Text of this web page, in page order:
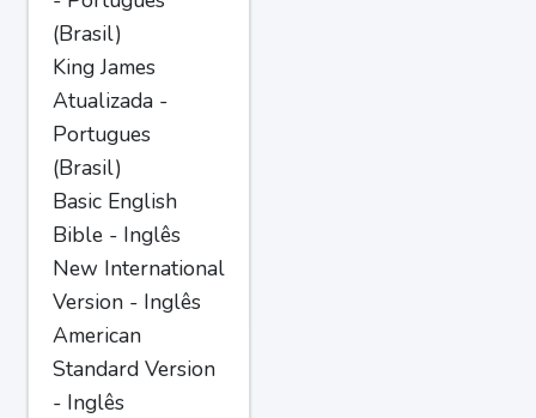
(Brasil)
King James
Atualizada -
Portugues
(Brasil)
Basic English
Bible - Inglês
New International
Version - Inglês
American
Standard Version
- Inglês